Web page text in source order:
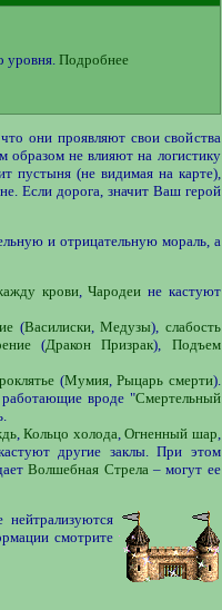
уровня.Подробнее
они проявляют свои свойства
образом не влияют на логистику
пустыня (не видимая на карте),
Если дорога, значит Ваш герой
и отрицательную мораль, а
крови,Чародеи не кастуют
(Василиски,Медузы), слабость
(Дракон Призрак), Подъем
(Мумия,Рыцарь смерти).
вроде "Смертельный
, Кольцо холода, Огненный шар,
другие заклы. При этом
Волшебная Стрела– могут ее
смотрите